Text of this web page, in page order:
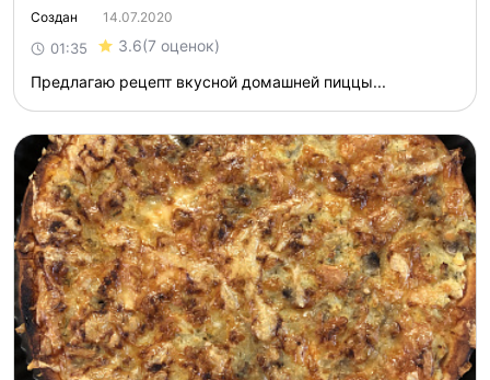
Создан 14.07.2020
01:35 3.6(7 оценок)
Предлагаю рецепт вкусной домашней пиццы...